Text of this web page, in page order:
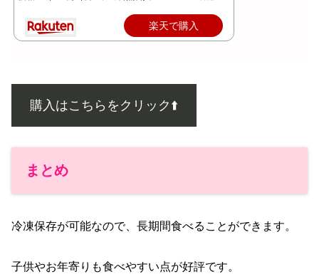
楽天で購入
購入はこちらをクリック⬆️
まとめ
冷凍保存が可能なので、長期間食べることができます。
子供やお年寄りも食べやすい点が好評です。